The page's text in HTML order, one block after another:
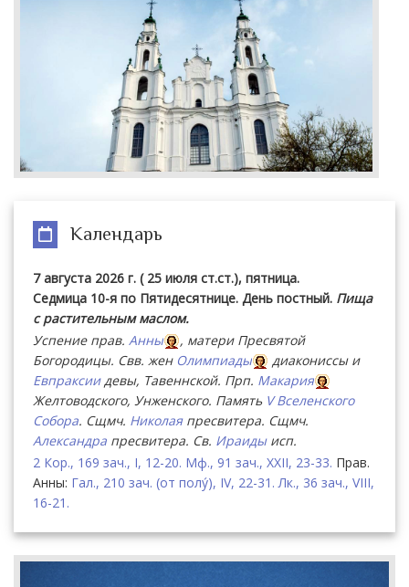
Календарь
7 августа 2026 г. ( 25 июля ст.ст.), пятница.
Седмица 10-я по Пятидесятнице. День постный. Пища
с растительным маслом.
Успение прав. Анны
, матери Пресвятой
Богородицы. Свв. жен Олимпиады
диакониссы и
Евпраксиидевы, Тавеннской. Прп. Макария
Желтоводского, Унженского. Память V Вселенского
Собора. Сщмч. Николаяпресвитера. Сщмч.
Александра пресвитера. Св. Ираидыисп.
2 Кор., 169 зач., I, 12-20. Мф., 91 зач., XXII, 23-33. Прав.
Анны: Гал., 210 зач. (от полу́), IV, 22-31. Лк., 36 зач., VIII,
16-21.